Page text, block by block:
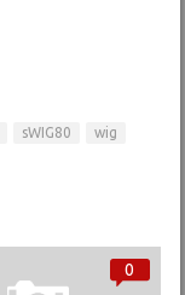
sWIG80 wig
0